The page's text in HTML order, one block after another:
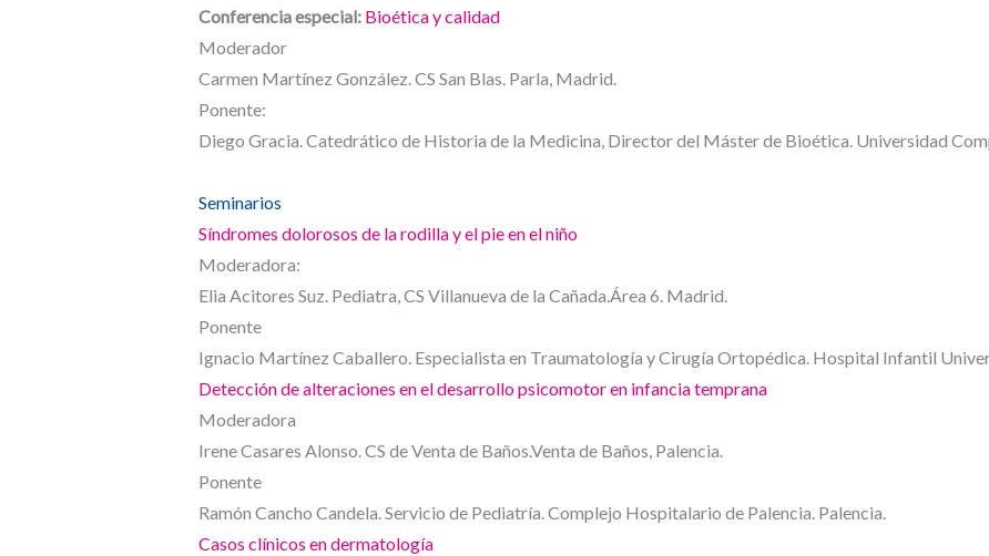
Conferencia especial: Bioética y calidad
Moderador
Carmen Martínez González. CS San Blas. Parla, Madrid.
Ponente:
Diego Gracia. Catedrático de Historia de la Medicina, Director del Máster de Bioética. Universidad
Seminarios
Síndromes dolorosos de la rodilla y el pie en el niño
Moderadora:
Elia Acitores Suz. Pediatra, CS Villanueva de la Cañada.Área 6. Madrid.
Ponente
Ignacio Martínez Caballero. Especialista en Traumatología y Cirugía Ortopédica. Hospital Infantil
Detección de alteraciones en el desarrollo psicomotor en infancia temprana
Moderadora
Irene Casares Alonso. CS de Venta de Baños.Venta de Baños, Palencia.
Ponente
Ramón Cancho Candela. Servicio de Pediatría. Complejo Hospitalario de Palencia. Palencia.
Casos clínicos en dermatología